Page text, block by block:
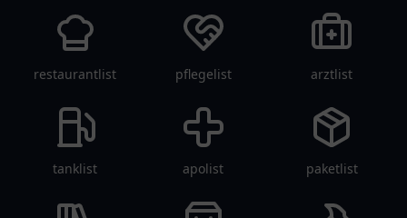
restaurantlist pflegelist arztlist
tanklist apolist paketlist